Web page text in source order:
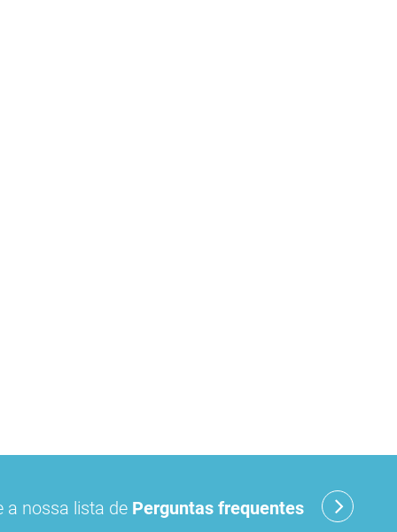
a nossa lista de Perguntas frequentes